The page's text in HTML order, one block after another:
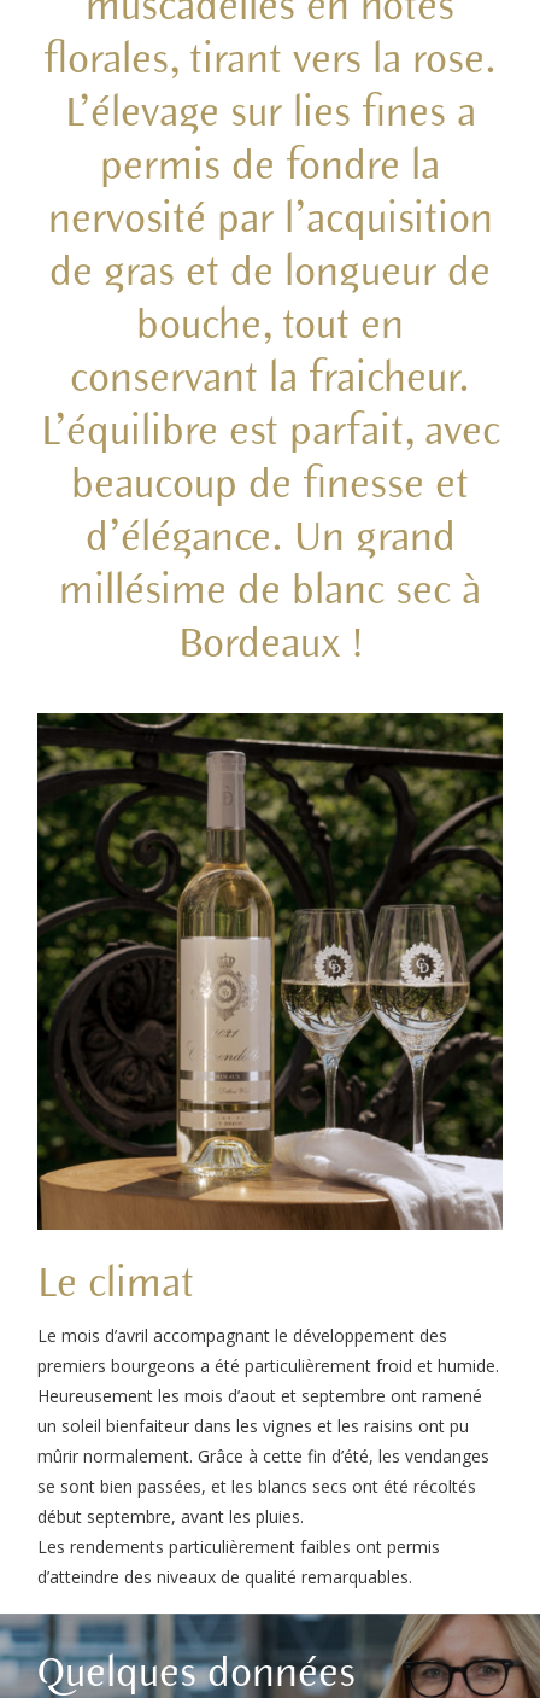
florales, tirant vers la rose.
L’élevage sur lies fines a
permis de fondre la
nervosité par l’acquisition
de gras et de longueur de
bouche, tout en
conservant la fraicheur.
L’équilibre est parfait, avec
beaucoup de finesse et
d’élégance. Un grand
millésime de blanc sec à
Bordeaux !
Le climat
Le mois d’avril accompagnant le développement des
premiers bourgeons a été particulièrement froid et humide.
Heureusement les mois d’aout et septembre ont ramené
un soleil bienfaiteur dans les vignes et les raisins ont pu
mûrir normalement. Grâce à cette fin d’été, les vendanges
se sont bien passées, et les blancs secs ont été récoltés
début septembre, avant les pluies.
Les rendements particulièrement faibles ont permis
d’atteindre des niveaux de qualité remarquables.
Quelques données